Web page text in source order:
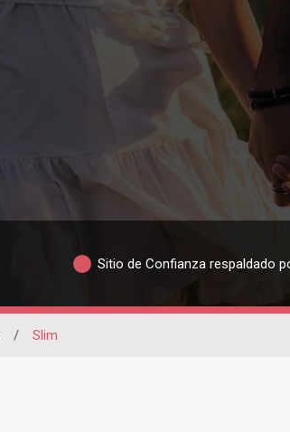
Sitio de Confianza respaldado
/ Slim